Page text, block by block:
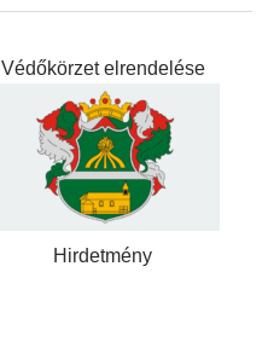
Védőkörzet elrendelése
Hirdetmény